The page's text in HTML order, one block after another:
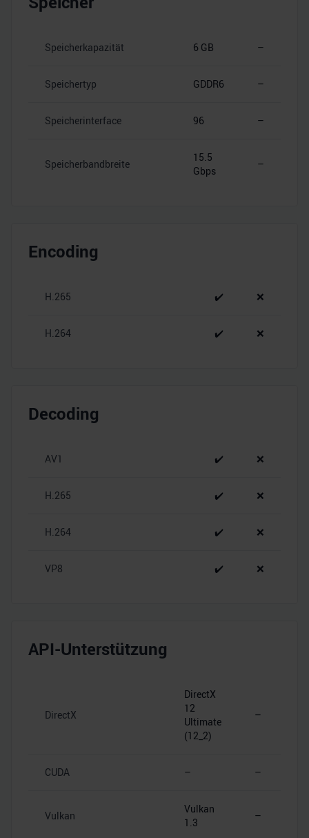
Speicherkapazität 6 GB –
Speichertyp GDDR6 –
Speicherinterface 96 –
Speicherbandbreite
15.5
Gbps
–
Encoding
H.265 ✔️ ❌
H.264 ✔️ ❌
Decoding
AV1 ✔️ ❌
H.265 ✔️ ❌
H.264 ✔️ ❌
VP8 ✔️ ❌
API-Unterstützung
DirectX
DirectX
12
Ultimate
(12_2)
–
CUDA – –
Vulkan
Vulkan
1.3
–